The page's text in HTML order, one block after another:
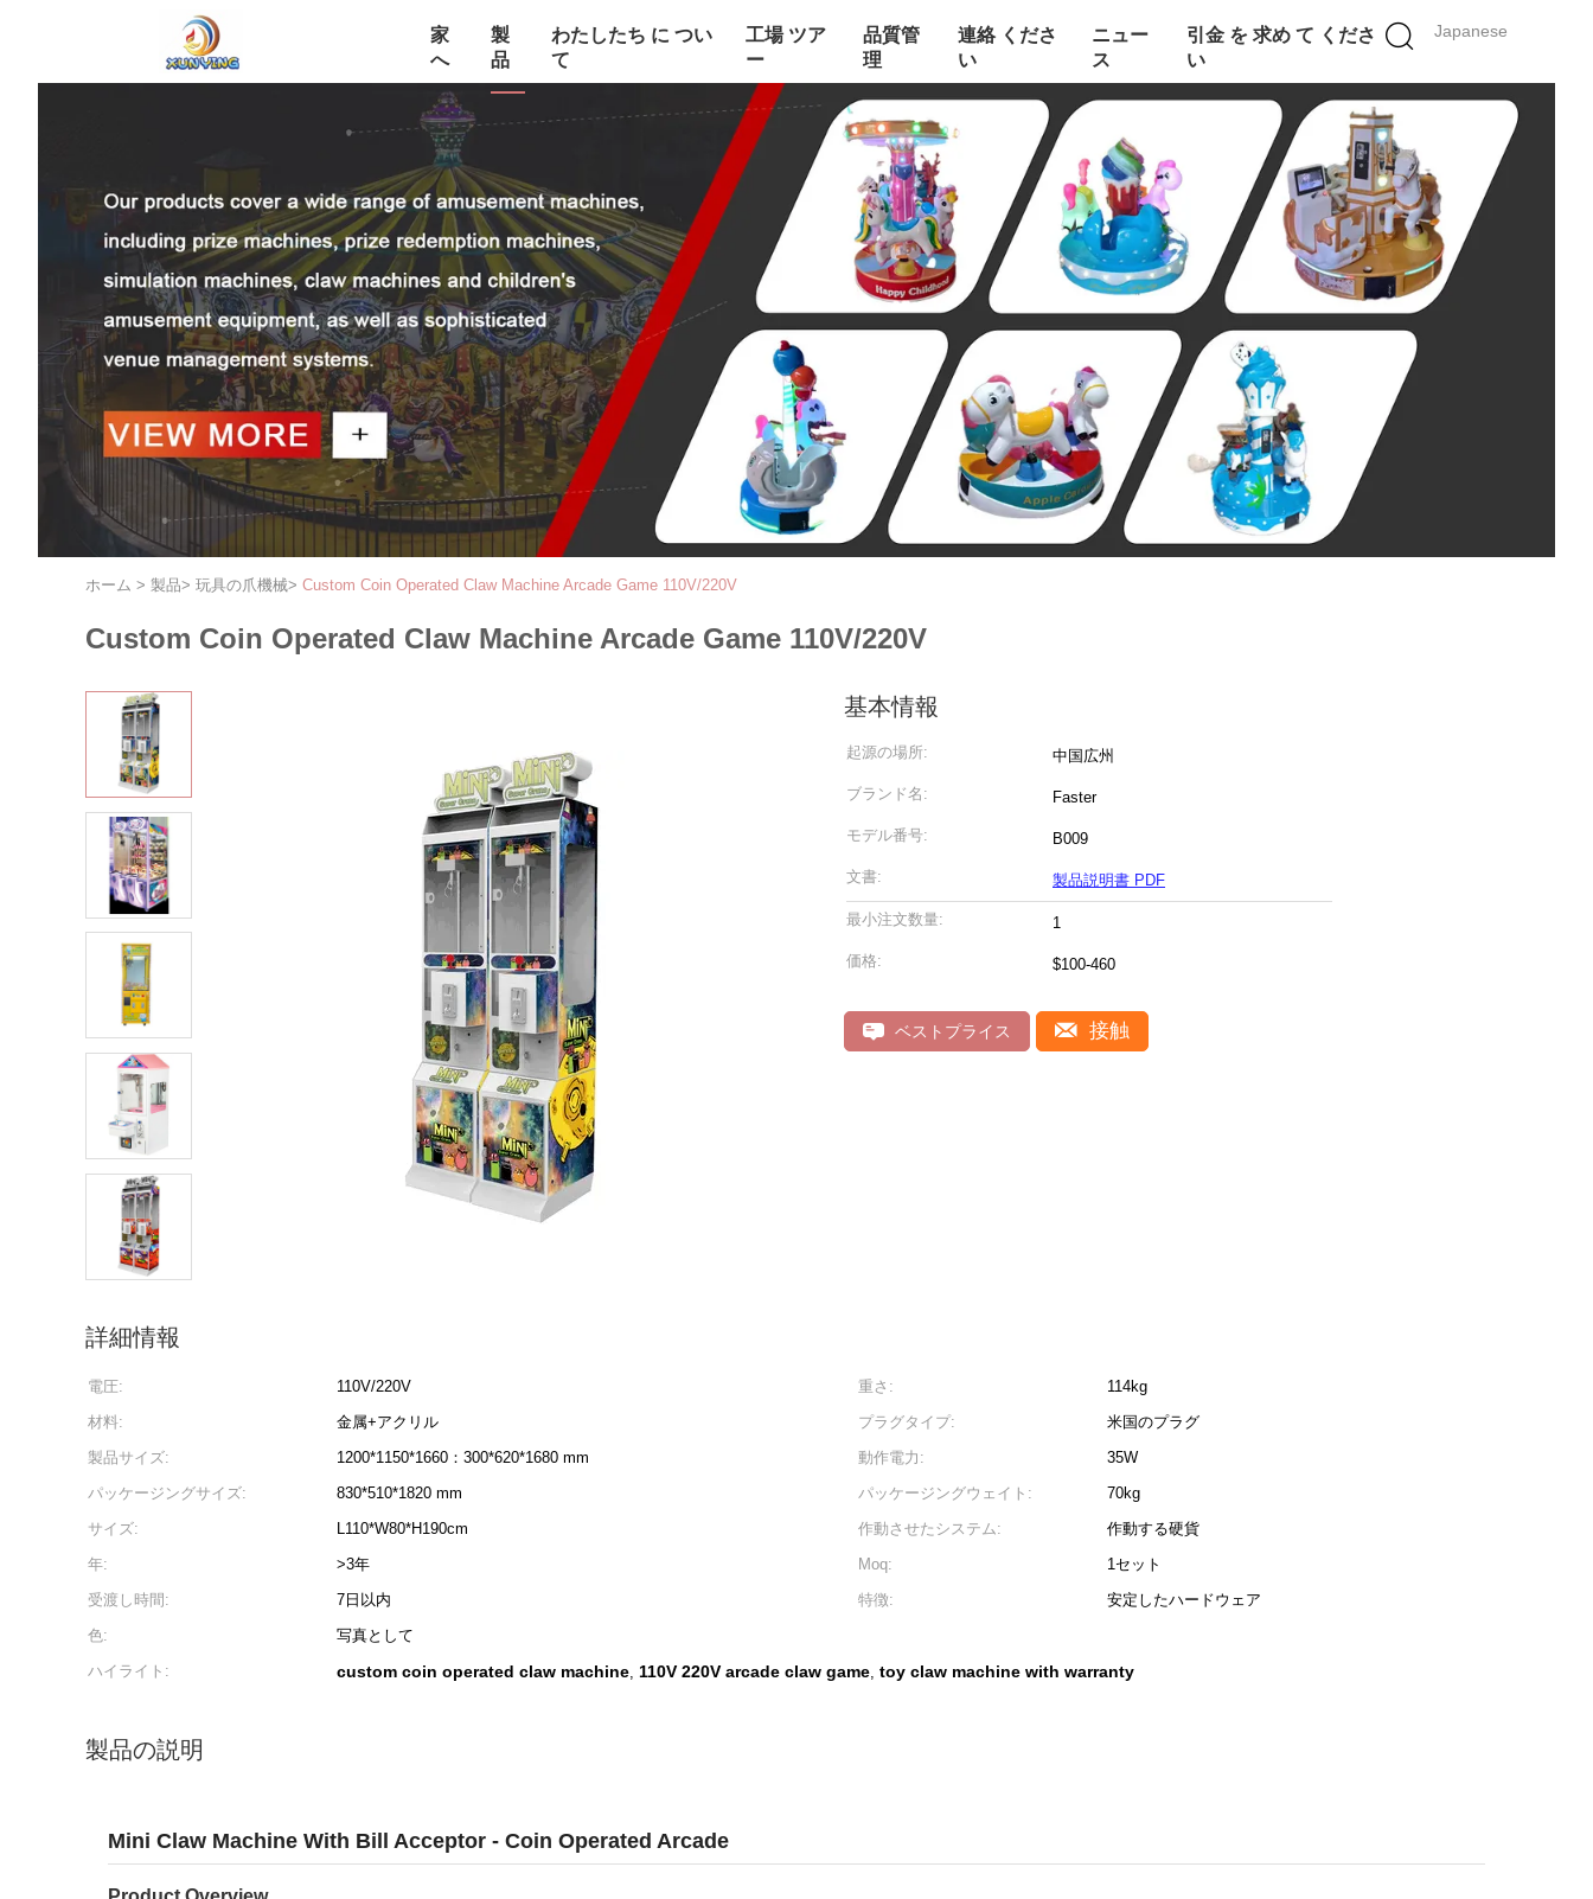
Japanese
家
へ
製
品
わたしたち に つい
て
工場 ツア
ー
品質管
理
連絡 くださ
い
ニュー
ス
引金 を 求め て くださ
い
ホーム > 製品> 玩具の爪機械> Custom Coin Operated Claw Machine Arcade Game 110V/220V
Custom Coin Operated Claw Machine Arcade Game 110V/220V
基本情報
起源の場所: 中国広州
ブランド名: Faster
モデル番号: B009
文書: 製品説明書 PDF
最小注文数量: 1
価格: $100-460
ベストプライス 接触
詳細情報
電圧: 110V/220V 重さ:
114kg
材料:
金属+アクリル プラグタイプ:
米国のプラグ
製品サイズ:
1200*1150*1660：300*620*1680 mm 動作電力:
35W
パッケージングサイズ:
830*510*1820 mm パッケージングウェイト:
70kg
サイズ:
L110*W80*H190cm 作動させたシステム:
作動する硬貨
年:
>3年 Moq:
1セット
受渡し時間:
7日以内 特徴:
安定したハードウェア
色:
写真として
ハイライト:
custom coin operated claw machine, 110V 220V arcade claw game, toy claw machine with warranty
製品の説明
Mini Claw Machine With Bill Acceptor - Coin Operated Arcade